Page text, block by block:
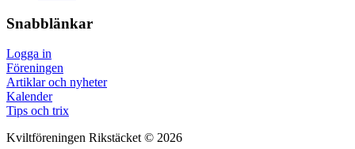
Snabblänkar
Logga in
Föreningen
Artiklar och nyheter
Kalender
Tips och trix
Kviltföreningen Rikstäcket © 2026